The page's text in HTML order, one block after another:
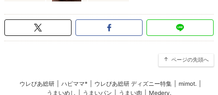
ページの先頭へ
ウレぴあ総研 ハピママ* ウレぴあ総研 ディズニー特集 mimot.
うまいめし
うまいパン うまい肉 Medery.